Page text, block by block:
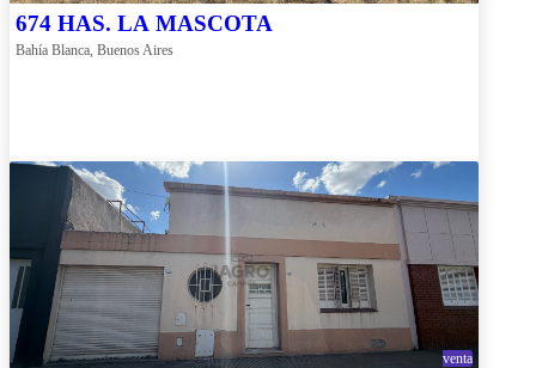
674 HAS. LA MASCOTA
Bahía Blanca, Buenos Aires
venta